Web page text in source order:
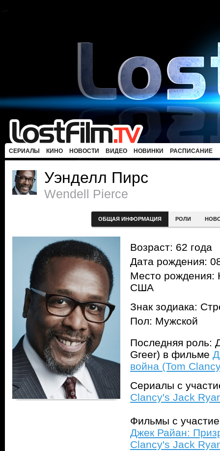
СЕРИАЛЫ КИНО НОВОСТИ ВИДЕО НОВИНКИ РАСПИСАНИЕ
Уэнделл Пирс
Wendell Pierce
ОБЩАЯ ИНФОРМАЦИЯ РОЛИ
Возраст: 62 года
Дата рождения:
Место рождения:
США
Знак зодиака:
Пол: Мужской
Последняя роль:
Greer) в фильме
война (Tom
Сериалы с
Clancy's Jack
Фильмы с
Джек Райан:
Clancy's Jack